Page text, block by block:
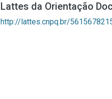
Lattes da Orientação
http://lattes.cnpq.br/